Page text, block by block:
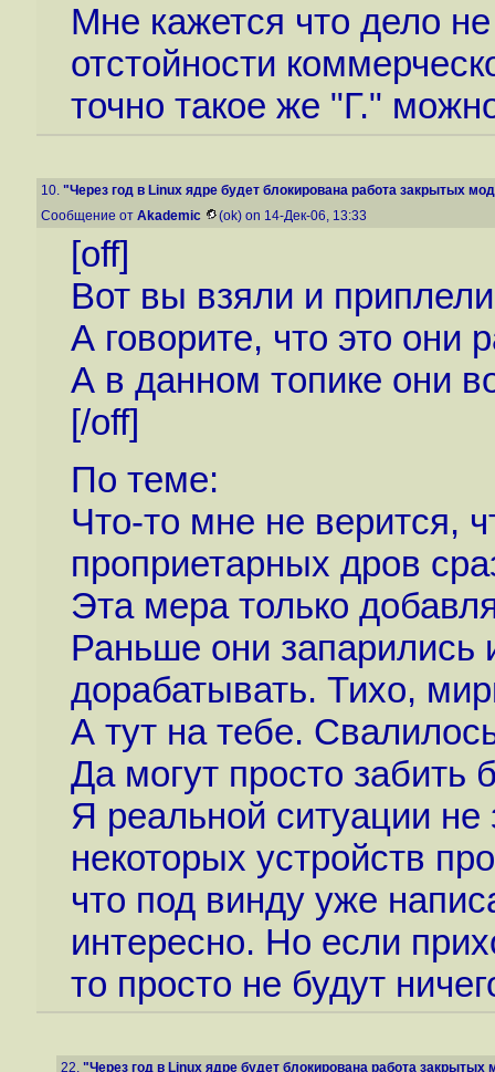
Мне кажется что дело
отстойности
точно такое же "Г."
10. "Через год в Linux ядре будет блокирована работа закрытых
Сообщение от Akademic (ok) on 14-Дек-06, 13:33
[off]
Вот вы взяли и
А говорите, что это
А в данном топике они
[/off]
По теме:
Что-то мне не верится,
проприетарных дров
Эта мера только
Раньше они запарились
дорабатывать. Тихо,
А тут на тебе.
Да могут просто забить
Я реальной ситуации
некоторых устройств
что под винду уже
интересно. Но если
то просто не будут
22. "Через год в Linux ядре будет блокирована работа закрытых